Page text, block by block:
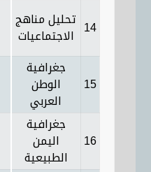
تحليل مناهج
الاجتماعيات 14
جغرافية
الوطن
العربي
15
جغرافية
اليمن
الطبيعية
16